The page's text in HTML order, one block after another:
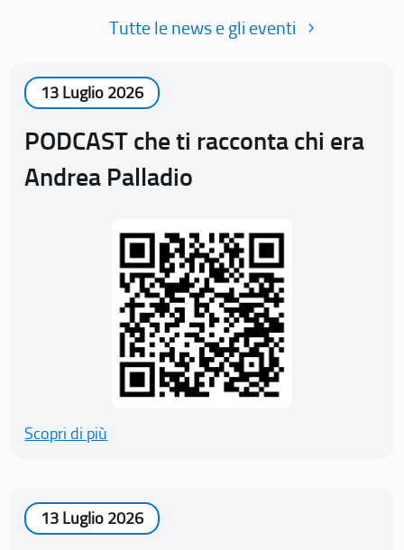
Tutte le news e gli eventi
13 Luglio 2026
PODCAST che ti racconta chi era
Andrea Palladio
Scopri di più
13 Luglio 2026